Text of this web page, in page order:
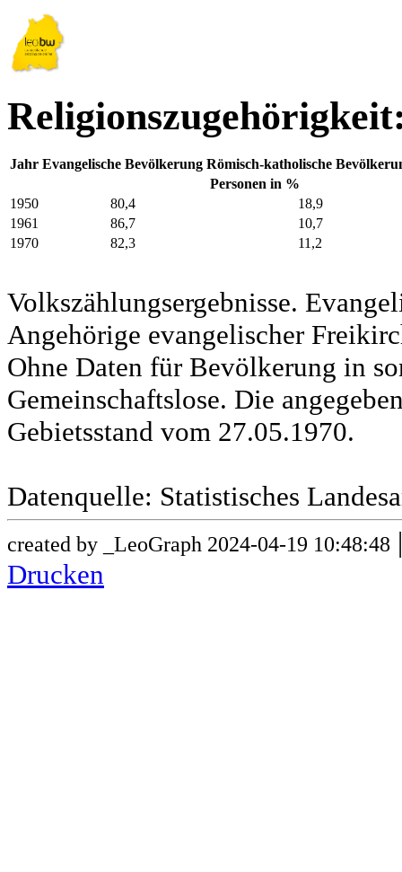
Jahr Evangelische Bevölkerung Römisch-katholische
Personen in %
1950
80,4
18,9
1961
86,7
10,7
1970
82,3 11,2
Volkszählungsergebnisse.
Angehörige evangelischer
Ohne Daten für Bevölkerung in
Gemeinschaftslose. Die
Gebietsstand vom 27.05.1970.
Datenquelle: Statistisches
created by _LeoGraph 2024-04-19 10:48:48
Drucken